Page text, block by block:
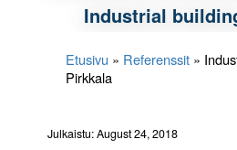
Industrial
Etusivu » Referenssit »
Pirkkala
Julkaistu: August 24, 2018